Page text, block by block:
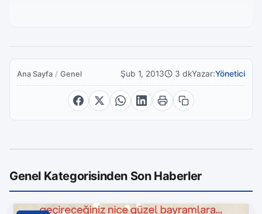
Ana Sayfa / Genel Şub 1, 2013 3 dkYazar:Yönetici
Genel Kategorisinden Son Haberler